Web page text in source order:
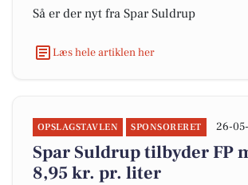
Så er der nyt fra Spar Suldrup
Læs hele artiklen her
OPSLAGSTAVLEN SPONSORERET 26-
Spar Suldrup tilbyder FP
8,95 kr. pr. liter